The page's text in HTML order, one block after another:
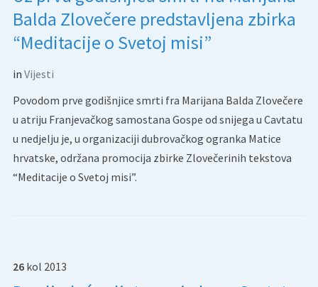
Balda Zlovečere predstavljena zbirka
“Meditacije o Svetoj misi”
in Vijesti
Povodom prve godišnjice smrti fra Marijana Balda Zlovečere
u atriju Franjevačkog samostana Gospe od snijega u Cavtatu
u nedjelju je, u organizaciji dubrovačkog ogranka Matice
hrvatske, održana promocija zbirke Zlovečerinih tekstova
“Meditacije o Svetoj misi”.
26 kol 2013